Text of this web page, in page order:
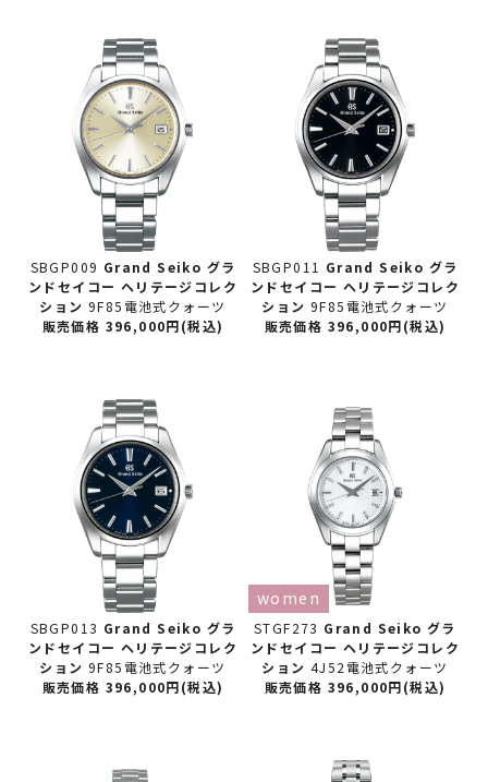
SBGP009 Grand Seiko グラ
ンドセイコー ヘリテージコレク
ション9F85電池式クォーツ
販売価格 396,000円(税込)
SBGP011 Grand Seiko グラ
ンドセイコー ヘリテージコレク
ション9F85電池式クォーツ
販売価格 396,000円(税込)
SBGP013 Grand Seiko グラ
ンドセイコー ヘリテージコレク
ション9F85電池式クォーツ
販売価格 396,000円(税込)
STGF273 Grand Seiko グラ
ンドセイコー ヘリテージコレク
ション4J52電池式クォーツ
women
販売価格 396,000円(税込)